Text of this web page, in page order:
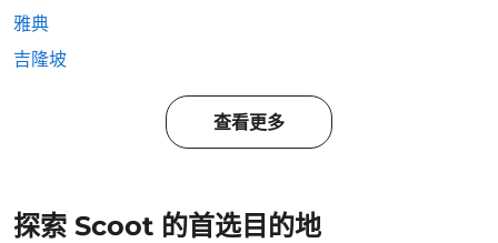
雅典
吉隆坡
查看更多
探索 Scoot 的首选目的地